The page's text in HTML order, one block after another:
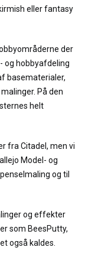
eller fantasy
der
og hobbyafdeling
basematerialer,
På den
helt
fra Citadel, men vi
Model- og
og til
og effekter
som BeesPutty,
også kaldes.